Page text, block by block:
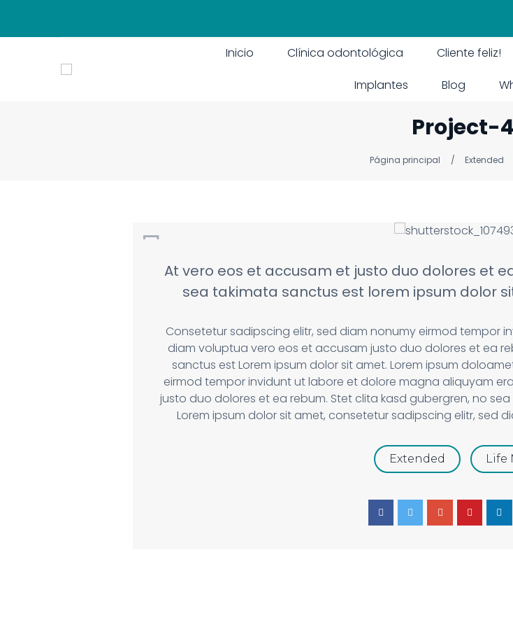
Inicio Clínica odontológica Cliente feliz!
Implantes
Blog
Project-
Página principal Extended
At vero eos et accusam et justo duo dolores et
sea takimata sanctus est lorem ipsum dolor
Consetetur sadipscing elitr, sed diam nonumy eirmod tempor
diam voluptua vero eos et accusam justo duo dolores et ea
sanctus est Lorem ipsum dolor sit amet. Lorem ipsum
eirmod tempor invidunt ut labore et dolore magna aliquyam
justo duo dolores et ea rebum. Stet clita kasd gubergren, no
Lorem ipsum dolor sit amet, consetetur sadipscing elitr, sed
Extended Life